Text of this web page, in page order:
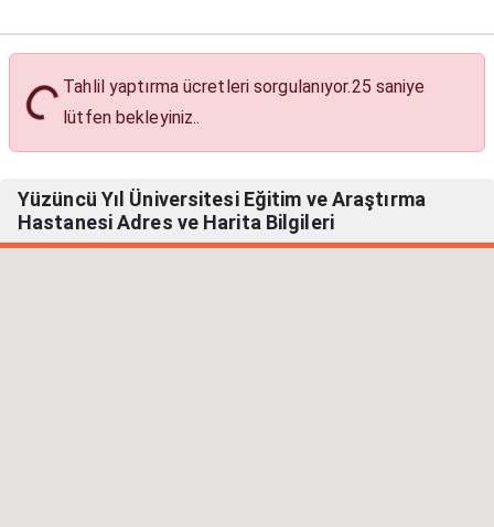
Tahlil Yaptırma Ücretleri
Tahlil yaptırma ücretleri sorgulanıyor.25 saniye
lütfen bekleyiniz..
Yüzüncü Yıl Üniversitesi Eğitim ve Araştırma
Hastanesi Adres ve Harita Bilgileri